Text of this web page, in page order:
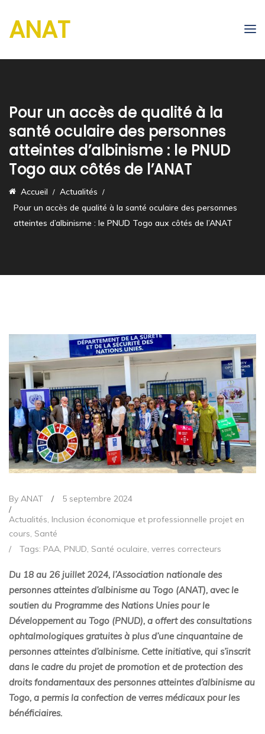
ANAT
Pour un accès de qualité à la
santé oculaire des personnes
atteintes d’albinisme : le PNUD
Togo aux côtés de l’ANAT
Accueil
Actualités
Pour un accès de qualité à la santé oculaire des personnes
atteintes d’albinisme : le PNUD Togo aux côtés de l’ANAT
By ANAT /
5 septembre 2024
/
Actualités, Inclusion économique et professionnelle projet en
cours, Santé
/
Tags: PAA, PNUD, Santé oculaire, verres correcteurs
Du 18 au 26 juillet 2024, l’Association nationale des
personnes atteintes d’albinisme au Togo (ANAT), avec le
soutien du Programme des Nations Unies pour le
Développement au Togo (PNUD), a offert des consultations
ophtalmologiques gratuites à plus d’une cinquantaine de
personnes atteintes d’albinisme. Cette initiative, qui s’inscrit
dans le cadre du projet de promotion et de protection des
droits fondamentaux des personnes atteintes d’albinisme au
Togo, a permis la confection de verres médicaux pour les
bénéficiaires.